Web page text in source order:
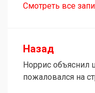
Смотреть все
Навигация
по
записям
Назад
Норрис объяснил
пожаловался на